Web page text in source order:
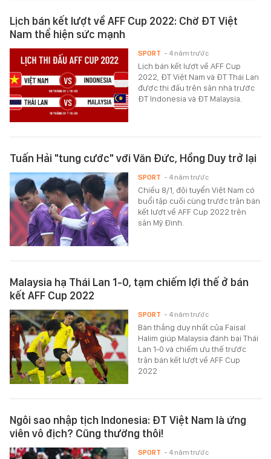
Lịch bán kết lượt về AFF Cup 2022: Chờ ĐT Việt
Nam thể hiện sức mạnh
Lịch bán kết lượt về AFF Cup
2022, ĐT Việt Nam và ĐT Thái Lan
được thi đấu trên sân nhà trước
ĐT Indonesia và ĐT Malaysia.
SPORT - 4 năm trước
Tuấn Hải "tung cước" với Văn Đức, Hồng Duy trở lại
Chiều 8/1, đội tuyển Việt Nam có
buổi tập cuối cùng trước trận bán
kết lượt về AFF Cup 2022 trên
sân Mỹ Đình.
SPORT - 4 năm trước
Malaysia hạ Thái Lan 1-0, tạm chiếm lợi thế ở bán
kết AFF Cup 2022
Bàn thắng duy nhất của Faisal
Halim giúp Malaysia đánh bại Thái
Lan 1-0 và chiếm ưu thế trước
trận bán kết lượt về AFF Cup
2022
SPORT - 4 năm trước
Ngôi sao nhập tịch Indonesia: ĐT Việt Nam là ứng
viên vô địch? Cũng thường thôi!
SPORT - 4 năm trước